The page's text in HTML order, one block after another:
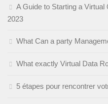
A Guide to Starting a
2023
What Can a party
What exactly Virtual Data
5 étapes pour rencontrer